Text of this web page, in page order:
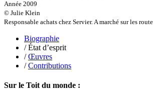
Imhof Valentine
Jallade Sébastien
Janichon Gérard
Kerouedan Annie
Klein Julie
Klvana Ilya
Kotry Jérôme
Année 2009
© Julie Klein
Responsable achats chez Servier. A marché sur les
Biographie
/ État d’esprit
/Œuvres
/Contributions
Sur le Toit du monde :